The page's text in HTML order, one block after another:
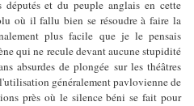
et du peuple anglais en cette
où il fallu bien se résoudre à faire la
plus facile que je le pensais
qui ne recule devant aucune stupidité
absurdes de plongée sur les théâtres
généralement pavlovienne de
près où le silence béni se fait pour